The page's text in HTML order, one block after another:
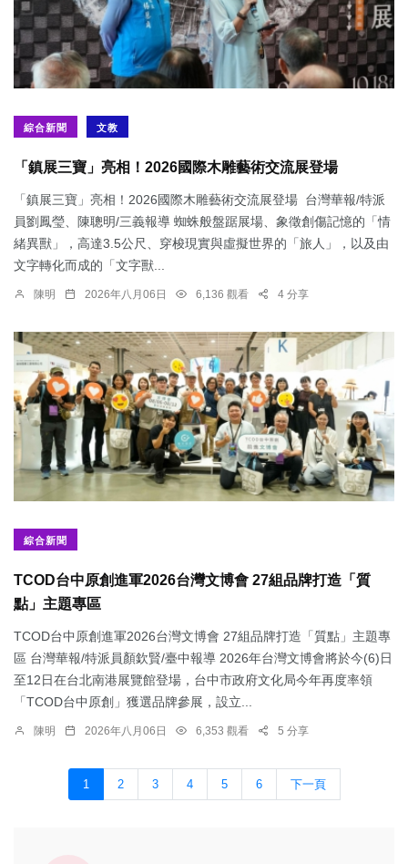
綜合新聞 文教
「鎮展三寶」亮相！2026國際木雕藝術交流展登場
「鎮展三寶」亮相！2026國際木雕藝術交流展登場 台灣華報/特派
員劉鳳瑩、陳聰明/三義報導 蜘蛛般盤踞展場、象徵創傷記憶的「情
緒異獸」，高達3.5公尺、穿梭現實與虛擬世界的「旅人」，以及由
文字轉化而成的「文字獸...
陳明 2026年八月06日 6,136 觀看 4 分享
綜合新聞
TCOD台中原創進軍2026台灣文博會 27組品牌打造「質
點」主題專區
TCOD台中原創進軍2026台灣文博會 27組品牌打造「質點」主題專
區 台灣華報/特派員顏欽賢/臺中報導 2026年台灣文博會將於今(6)日
至12日在台北南港展覽館登場，台中市政府文化局今年再度率領
「TCOD台中原創」獲選品牌參展，設立...
陳明 2026年八月06日 6,353 觀看 5 分享
1 2 3 4 5 6 下一頁